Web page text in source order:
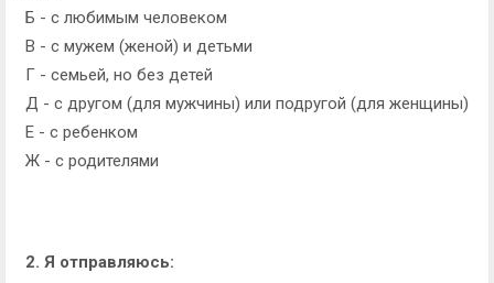
Б - с любимым человеком
В - с мужем (женой) и детьми
Г - семьей, но без детей
Д - с другом (для мужчины) или подругой (для женщины)
Е - с ребенком
Ж - с родителями
2. Я отправляюсь: